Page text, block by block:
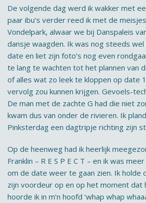
De volgende dag werd ik wakker met
paar ibu’s verder reed ik met de
Vondelpark, alwaar we bij Danspaleis
dansje waagden. Ik was nog steeds
date en liet zijn foto’s nog even
te lang te wachten tot het plannen van
of alles wat zo leek te kloppen op date
vervolg zou kunnen krijgen. Gevoels-
De man met de zachte G had die niet
kwam dus van onder de rivieren. Ik
Pinksterdag een dagtripje richting zijn
Op de heenweg had ik heerlijk
Franklin – R E S P E C T – en ik was
om de date weer te gaan zien. Ik holde
zijn voordeur op en op het moment dat
hoorde ik in m’n hoofd ‘whap whap